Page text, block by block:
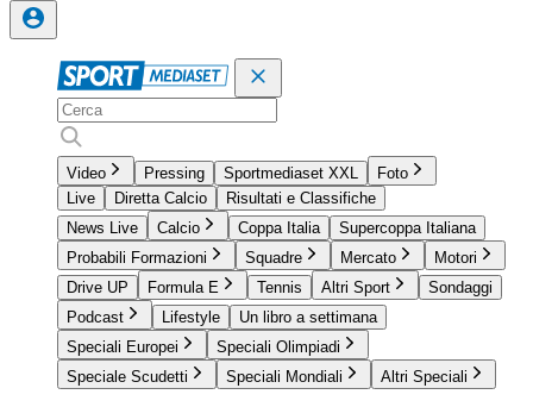
Video Pressing Sportmediaset XXL
Foto
Live
Diretta Calcio
Risultati e Classifiche
News Live
Calcio Coppa Italia
Supercoppa Italiana
Probabili Formazioni
Squadre Mercato
Motori
Drive UP
Formula E Tennis Altri Sport
Sondaggi
Podcast
Lifestyle
Un libro a settimana
Speciali Europei
Speciali Olimpiadi
Speciale Scudetti
Speciali Mondiali Altri Speciali